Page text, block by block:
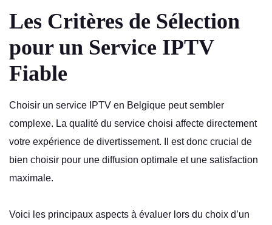
Les Critères de Sélection
pour un Service IPTV
Fiable
Choisir un service IPTV en Belgique peut sembler
complexe. La qualité du service choisi affecte directement
votre expérience de divertissement. Il est donc crucial de
bien choisir pour une diffusion optimale et une satisfaction
maximale.
Voici les principaux aspects à évaluer lors du choix d’un